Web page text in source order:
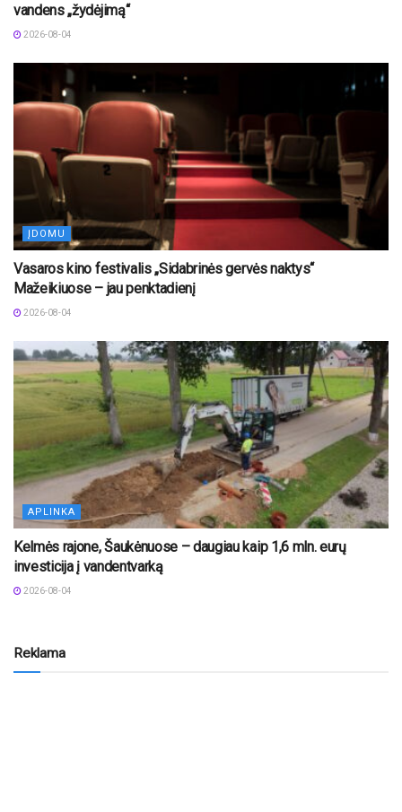
vandens „žydėjimą“
2026-08-04
ĮDOMU
Vasaros kino festivalis „Sidabrinės gervės naktys“
Mažeikiuose – jau penktadienį
2026-08-04
APLINKA
Kelmės rajone, Šaukėnuose – daugiau kaip 1,6 mln. eurų
investicija į vandentvarką
2026-08-04
Reklama